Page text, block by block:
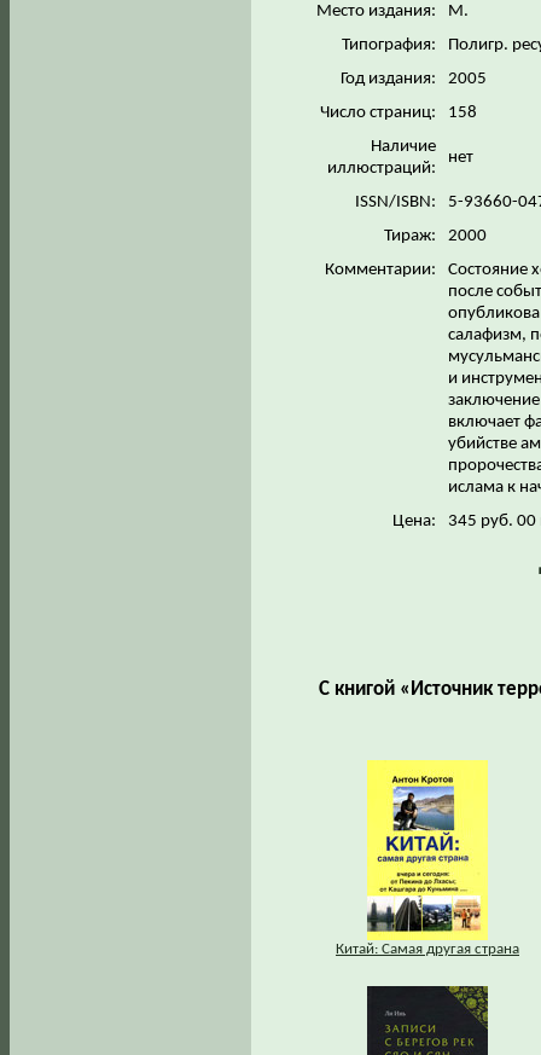
Место издания:
М.
Типография:
Полигр.
Год издания:
2005
Число страниц:
158
Наличие
иллюстраций:
нет
ISSN/ISBN:
5-93660-
Тираж:
2000
Комментарии:
Состояние
после
салафизм,
и
включает
убийстве
ислама к
Цена:
345 руб. 00
С книгой «Источник
Китай: Самая другая страна